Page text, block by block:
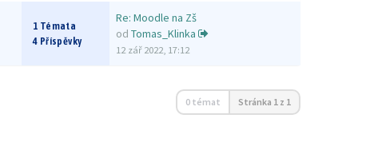
1 Témata
4 Příspěvky
Re: Moodle na Zš
od Tomas_Klinka
12 zář 2022, 17:12
0 témat Stránka 1 z 1